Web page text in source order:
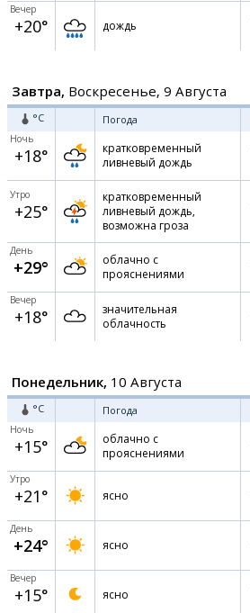
Вечер
+20° дождь
Завтра, Воскресенье, 9 Августа
°C Погода
Ночь
+18°
кратковременный
ливневый дождь
Утро
+25°
кратковременный
ливневый дождь,
возможна гроза
День
+29°
облачно с
прояснениями
Вечер
+18°
значительная
облачность
Понедельник, 10 Августа
°C Погода
Ночь
+15°
облачно с
прояснениями
Утро
+21° ясно
День
+24° ясно
Вечер
+15° ясно